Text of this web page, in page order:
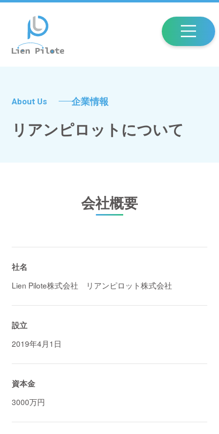
About Us 企業情報
リアンピロットについて
会社概要
社名
Lien Pilote株式会社 リアンピロット株式会社
設立
2019年4月1日
資本金
3000万円